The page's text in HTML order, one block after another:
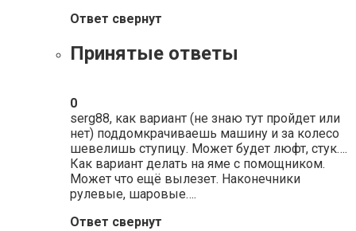
Ответ свернут
Принятые ответы
0
serg88, как вариант (не знаю тут пройдет или
нет) поддомкрачиваешь машину и за колесо
шевелишь ступицу. Может будет люфт, стук….
Как вариант делать на яме с помощником.
Может что ещё вылезет. Наконечники
рулевые, шаровые….
Ответ свернут